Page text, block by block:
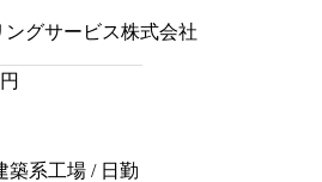
グサービス株式会社
円
築系工場 / 日勤